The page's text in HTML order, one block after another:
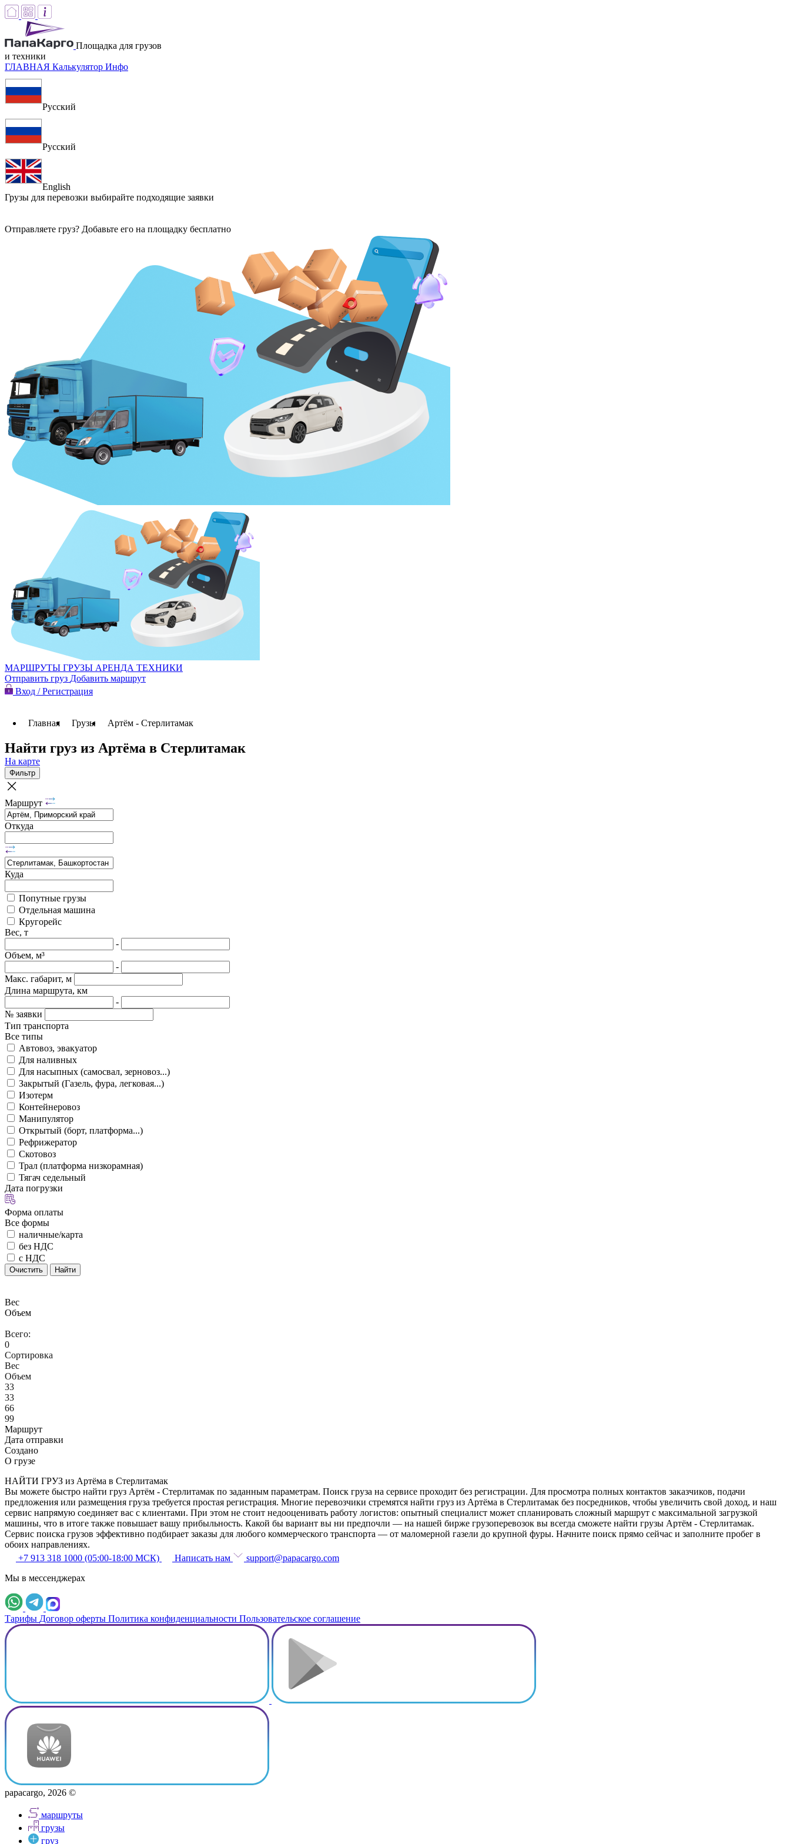
Площадка для грузов
и техники
ГЛАВНАЯ Калькулятор Инфо
Русский
Русский
English
Грузы для перевозки выбирайте подходящие заявки
Отправляете груз? Добавьте его на площадку бесплатно
МАРШРУТЫ ГРУЗЫ АРЕНДА ТЕХНИКИ
Отправить груз Добавить маршрут
Вход / Регистрация
Главная Грузы Артём - Стерлитамак
Найти груз из Артёма в Стерлитамак
На карте
Фильтр
Маршрут
Откуда
Куда
Попутные грузы
Отдельная машина
Кругорейс
Вес, т
-
Объем, м³
-
Макс. габарит, м
Длина маршрута, км
-
№ заявки
Тип транспорта
Все типы
Автовоз, эвакуатор
Для наливных
Для насыпных (самосвал, зерновоз...)
Закрытый (Газель, фура, легковая...)
Изотерм
Контейнеровоз
Манипулятор
Открытый (борт, платформа...)
Рефрижератор
Скотовоз
Трал (платформа низкорамная)
Тягач седельный
Дата погрузки
Форма оплаты
Все формы
наличные/карта
без НДС
с НДС
Очистить Найти
Вес
Объем
Всего:
0
Сортировка
Вес
Объем
33
33
66
99
Маршрут
Дата отправки
Создано
О грузе
НАЙТИ ГРУЗ из Артёма в Стерлитамак
Вы можете быстро найти груз Артём - Стерлитамак по заданным параметрам. Поиск груза на сервисе проходит без регистрации. Для просмотра полных контактов заказчиков, подачи
предложения или размещения груза требуется простая регистрация. Многие перевозчики стремятся найти груз из Артёма в Стерлитамак без посредников, чтобы увеличить свой доход, и наш
сервис напрямую соединяет вас с клиентами. При этом не стоит недооценивать работу логистов: опытный специалист может спланировать сложный маршрут с максимальной загрузкой
машины, что в итоге также повышает вашу прибыльность. Какой бы вариант вы ни предпочли — на нашей бирже грузоперевозок вы всегда сможете найти грузы Артём - Стерлитамак.
Сервис поиска грузов эффективно подбирает заказы для любого коммерческого транспорта — от маломерной газели до крупной фуры. Начните поиск прямо сейчас и заполните пробег в
обоих направлениях.
+7 913 318 1000 (05:00-18:00 МСК)
Написать нам
support@papacargo.com
Мы в мессенджерах
Тарифы Договор оферты Политика конфиденциальности Пользовательское соглашение
papacargo, 2026 ©
маршруты
грузы
груз